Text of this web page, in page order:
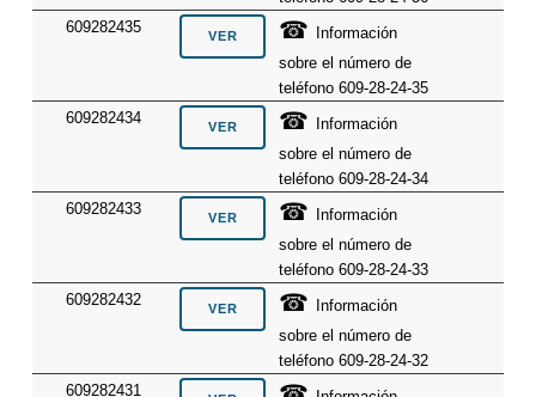
609282435
☎ Información
sobre el número de
teléfono 609-28-24-35
609282434
☎ Información
sobre el número de
teléfono 609-28-24-34
609282433
☎ Información
sobre el número de
teléfono 609-28-24-33
609282432
☎ Información
sobre el número de
teléfono 609-28-24-32
609282431